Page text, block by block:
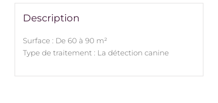
Description
Surface : De 60 à 90 m²
Type de traitement : La détection canine